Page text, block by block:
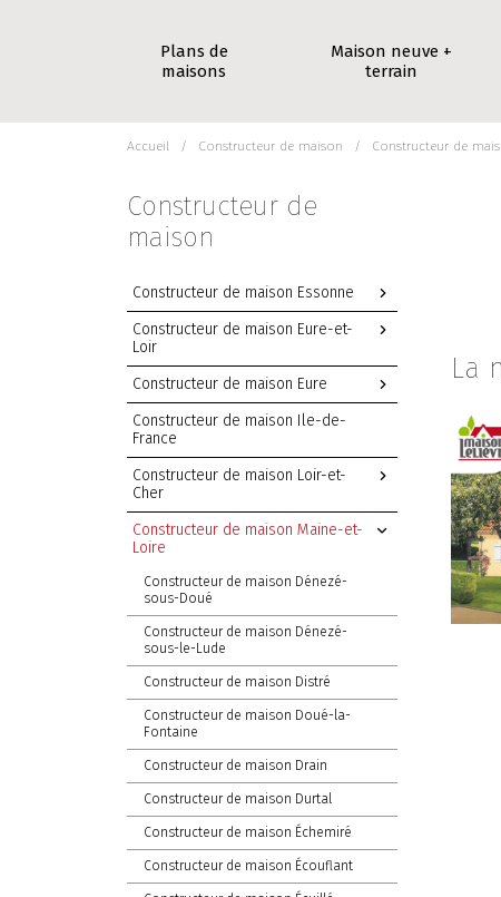
Plans de
maisons
Maison neuve +
terrain
Accueil Constructeur de maison Constructeur de
La
Constructeur de
maison
Constructeur de maison Essonne
Constructeur de maison Eure-et-
Loir
Constructeur de maison Eure
Constructeur de maison Ile-de-
France
Constructeur de maison Loir-et-
Cher
Constructeur de maison Maine-et-
Loire
Constructeur de maison Dénezé-
sous-Doué
Constructeur de maison Dénezé-
sous-le-Lude
Constructeur de maison Distré
Constructeur de maison Doué-la-
Fontaine
Constructeur de maison Drain
Constructeur de maison Durtal
Constructeur de maison Échemiré
Constructeur de maison Écouflant